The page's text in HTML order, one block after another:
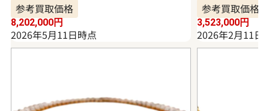
参考買取価格
8,202,000円
2026年5月11日時点
参考買取価格
3,523,000円
2026年2月11日